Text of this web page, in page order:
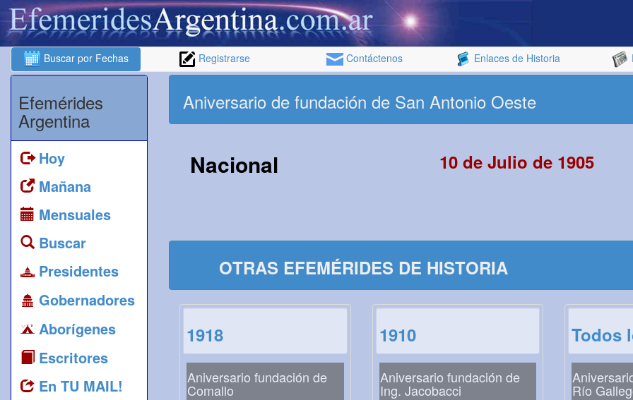
Buscar por Fechas Registrarse Contáctenos Enlaces de Historia
Efemérides
Argentina
Hoy
Mañana
Mensuales
Buscar
Presidentes
Gobernadores
Aborígenes
Escritores
En TU MAIL!
Aniversario de fundación de San Antonio Oeste
Nacional 10 de Julio de 1905
OTRAS EFEMÉRIDES DE HISTORIA
1918
Aniversario fundación de
Comallo
1910
Aniversario fundación de
Ing. Jacobacci
Todos
Río